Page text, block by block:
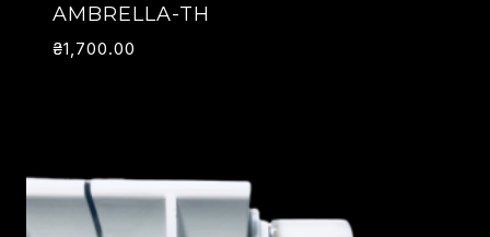
AMBRELLA-TH
₴1,700.00